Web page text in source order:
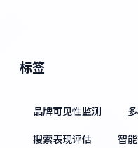
标签
品牌可见性监测
搜索表现评估
智